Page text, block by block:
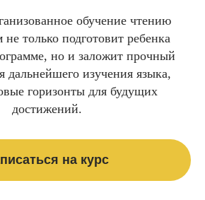
обучение чтению
не только подготовит ребенка
но и заложит прочный
дальнейшего изучения языка,
горизонты для будущих
достижений.
на курс